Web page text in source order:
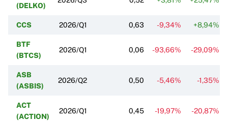
(DELKO)
CCS 2026/Q1 0,63 -9,34% +8,94%
BTF
(BTCS)
2026/Q1 0,06 -93,66% -29,09%
ASB
(ASBIS)
2026/Q2 0,50 -5,46% -1,35%
ACT
(ACTION)
2026/Q1 0,45 -19,97% -20,87%